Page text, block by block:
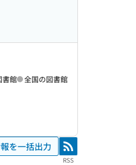
書館 全国の図書館
を一括出力 RSS
RSS